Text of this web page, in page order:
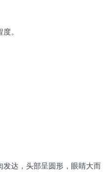
。
发达，头部呈圆形，眼睛大而